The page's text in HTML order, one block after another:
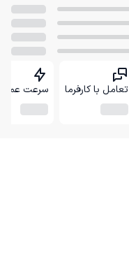
تعامل با کارفرما سرعت عمل